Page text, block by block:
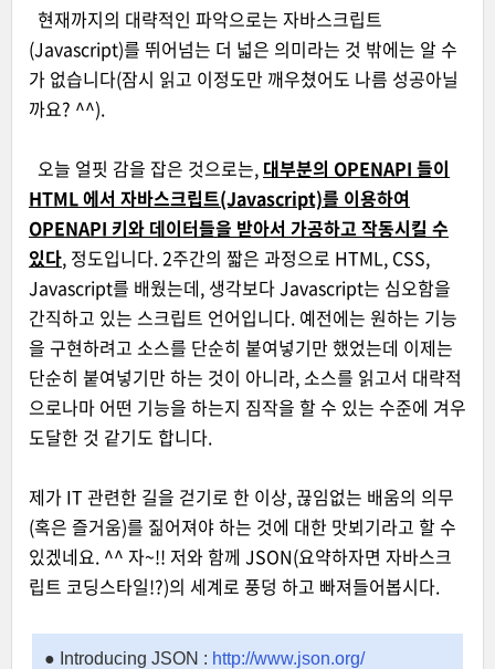
현재까지의 대략적인 파악으로는 자바스크립트
(Javascript)를 뛰어넘는 더 넓은 의미라는 것 밖에는 알 수
가 없습니다(잠시 읽고 이정도만 깨우쳤어도 나름 성공아닐
까요? ^^).
오늘 얼핏 감을 잡은 것으로는, 대부분의 OPENAPI 들이
HTML 에서 자바스크립트(Javascript)를 이용하여
OPENAPI 키와 데이터들을 받아서 가공하고 작동시킬 수
있다, 정도입니다. 2주간의 짧은 과정으로 HTML, CSS,
Javascript를 배웠는데, 생각보다 Javascript는 심오함을
간직하고 있는 스크립트 언어입니다. 예전에는 원하는 기능
을 구현하려고 소스를 단순히 붙여넣기만 했었는데 이제는
단순히 붙여넣기만 하는 것이 아니라, 소스를 읽고서 대략적
으로나마 어떤 기능을 하는지 짐작을 할 수 있는 수준에 겨우
도달한 것 같기도 합니다.
제가 IT 관련한 길을 걷기로 한 이상, 끊임없는 배움의 의무
(혹은 즐거움)를 짊어져야 하는 것에 대한 맛뵈기라고 할 수
있겠네요. ^^ 자~!! 저와 함께 JSON(요약하자면 자바스크
립트 코딩스타일!?)의 세계로 풍덩 하고 빠져들어봅시다.
● Introducing JSON : http://www.json.org/